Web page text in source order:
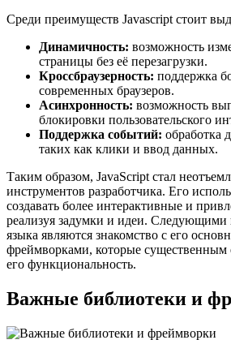
Среди преимуществ Javascript стоит
Динамичность: возможность
страницы без её перезагрузки.
Кроссбраузерность: поддержка
современных браузеров.
Асинхронность: возможность
блокировки пользовательского
Поддержка событий: обработка
таких как клики и ввод данных.
Таким образом, JavaScript стал
инструментов разработчика. Его
создавать более интерактивные и
реализуя задумки и идеи. Следующими
языка являются знакомство с его
фреймворками, которые существенным
его функциональность.
Важные библиотеки и